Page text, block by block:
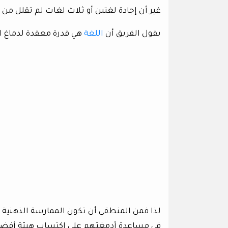
غير أن إجادة لغتين أو ثلاث لغات لم تقلل
يقول الفريق أن اللغة هي قدرة معقدة لدماغ
لذا فمن المنطقي أن تكون الممارسة الذهنية